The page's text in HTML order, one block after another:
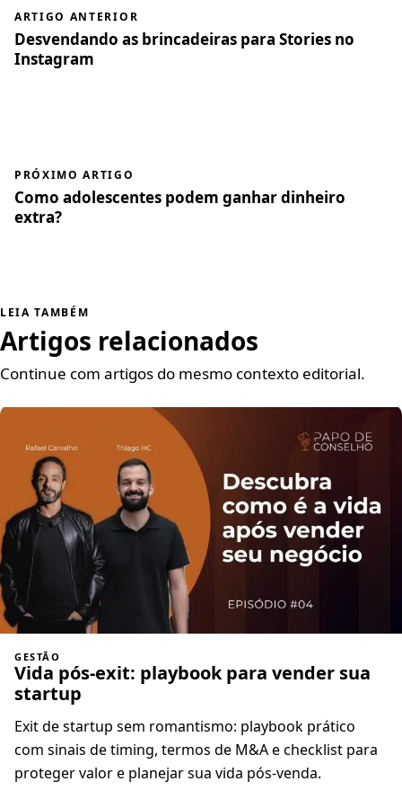
ARTIGO ANTERIOR
Desvendando as brincadeiras para Stories no
Instagram
PRÓXIMO ARTIGO
Como adolescentes podem ganhar dinheiro
extra?
LEIA TAMBÉM
Artigos relacionados
Continue com artigos do mesmo contexto editorial.
GESTÃO
Vida pós-exit: playbook para vender sua
startup
Exit de startup sem romantismo: playbook prático
com sinais de timing, termos de M&A e checklist para
proteger valor e planejar sua vida pós-venda.